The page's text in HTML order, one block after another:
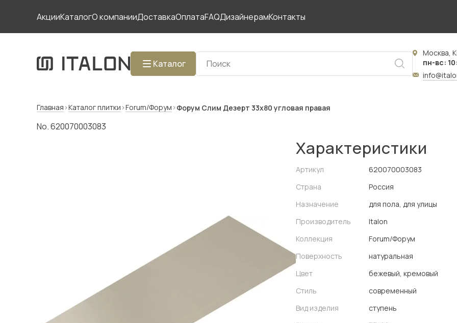
АкцииКаталогО компанииДоставкаОплатаFAQДизайнерамКонтакты
Каталог
Москва,
пн-вс:
Главная Каталог плитки Forum/Форум Форум Слим Дезерт 33x80 угловая правая
No. 620070003083
Характеристики
Артикул
620070003083
Страна
Россия
Назначение
для пола, для улицы
Производитель
Italon
Коллекция
Forum/Форум
Поверхность
натуральная
Цвет
бежевый, кремовый
Стиль
современный
Вид изделия
ступень